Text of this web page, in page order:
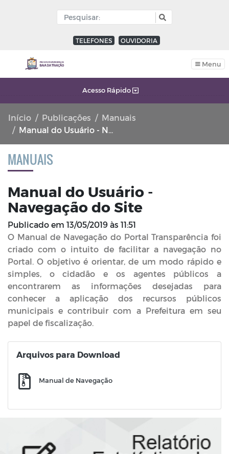
TELEFONES OUVIDORIA
Menu
Acesso Rápido
Início Publicações
Manuais
Manual do Usuário - Navegação do Site
MANUAIS
Manual do Usuário -
Navegação do Site
Publicado em 13/05/2019 às 11:51
O Manual de Navegação do Portal Transparência foi
criado com o intuito de facilitar a navegação no
Portal. O objetivo é orientar, de um modo rápido e
simples, o cidadão e os agentes públicos a
encontrarem as informações desejadas para
conhecer a aplicação dos recursos públicos
municipais e contribuir com a Prefeitura em seu
papel de fiscalização.
Arquivos para Download
Manual de Navegação